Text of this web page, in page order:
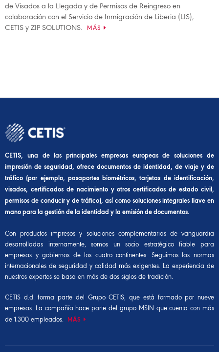
de Visados a la Llegada y de Permisos de Reingreso en
colaboración con el Servicio de Inmigración de Liberia (LIS),
CETIS y ZIP SOLUTIONS.
MÁS
CETIS, una de las principales empresas europeas de soluciones de
impresión de seguridad, ofrece documentos de identidad, de viaje y de
tráfico (por ejemplo, pasaportes biométricos, tarjetas de identificación,
visados, certificados de nacimiento y otros certificados de estado civil,
permisos de conducir y de tráfico), así como soluciones integrales llave en
mano para la gestión de la identidad y la emisión de documentos.
Con productos impresos y soluciones complementarias de vanguardia
desarrolladas internamente, somos un socio estratégico fiable para
empresas y gobiernos de los cuatro continentes. Seguimos las normas
internacionales de seguridad y calidad más exigentes. La experiencia de
nuestros expertos se basa en más de dos siglos de tradición.
CETIS d.d. forma parte del Grupo CETIS, que está formado por nueve
empresas. La compañía hace parte del grupo MSIN que cuenta con más
de 1.300 empleados. MÁS